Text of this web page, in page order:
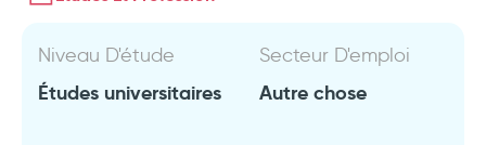
Niveau D'étude
Études universitaires
Secteur D'emploi
Autre chose